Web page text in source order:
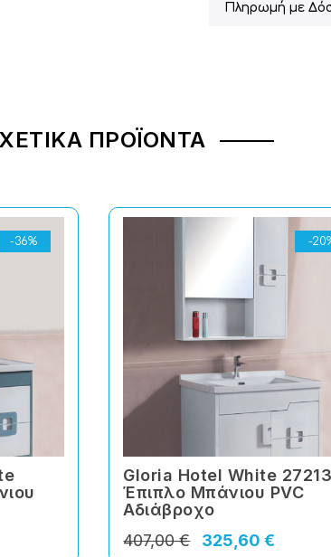
Πληρωμή με
ΠΡΟΪΌΝΤΑ
-36% -
Gloria Hotel White
Έπιπλο Μπάνιου PVC
Αδιάβροχο
325,60 €
407,00 €